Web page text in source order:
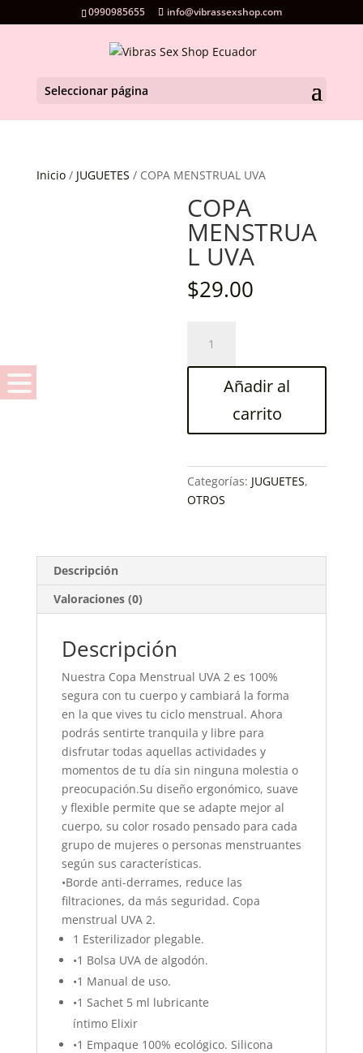
0990985655 info@vibrassexshop.com
Seleccionar página
Inicio/ JUGUETES / COPA MENSTRUAL UVA
COPA
MENSTRUA
L UVA
$29.00
MENSTRUAL
UVA
cantidadAñadir al
carrito
Categorías: JUGUETES,
OTROS
Descripción
Valoraciones (0)
Descripción
Nuestra Copa Menstrual UVA 2 es 100%
segura con tu cuerpo y cambiará la forma
en la que vives tu ciclo menstrual. Ahora
podrás sentirte tranquila y libre para
disfrutar todas aquellas actividades y
momentos de tu día sin ninguna molestia o
preocupación.Su diseño ergonómico, suave
y flexible permite que se adapte mejor al
cuerpo, su color rosado pensado para cada
grupo de mujeres o personas menstruantes
según sus características.
•Borde anti-derrames, reduce las
filtraciones, da más seguridad. Copa
menstrual UVA 2.
1 Esterilizador plegable.
•1 Bolsa UVA de algodón.
•1 Manual de uso.
•1 Sachet 5 ml lubricante
íntimo Elixir
•1 Empaque 100% ecológico. Silicona